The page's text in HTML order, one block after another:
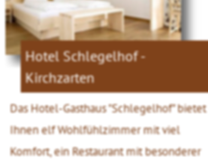
Hotel Schlegelhof -
Kirchzarten
Das Hotel-Gasthaus "Schlegelhof" bietet
Ihnen elf Wohlfühlzimmer mit viel
Komfort, ein Restaurant mit besonderer